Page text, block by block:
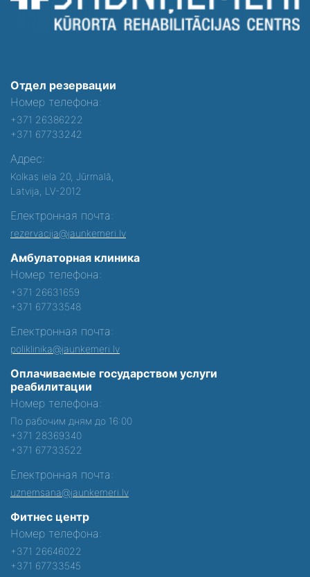
Отдел резервации
Номер телефона:
+371 26386222
+371 67733242
Адрес:
Kolkas iela 20, Jūrmalā,
Latvija, LV-2012
Електронная почта:
rezervacija@jaunkemeri.lv
Амбулаторная клиника
Номер телефона:
+371 26631659
+371 67733548
Електронная почта:
poliklinika@jaunkemeri.lv
Оплачиваемые государством услуги
реабилитации
Номер телефона:
По рабочим дням до 16:00
+371 28369340
+371 67733522
Електронная почта:
uznemsana@jaunkemeri.lv
Фитнес центр
Номер телефона:
+371 26646022
+371 67733545